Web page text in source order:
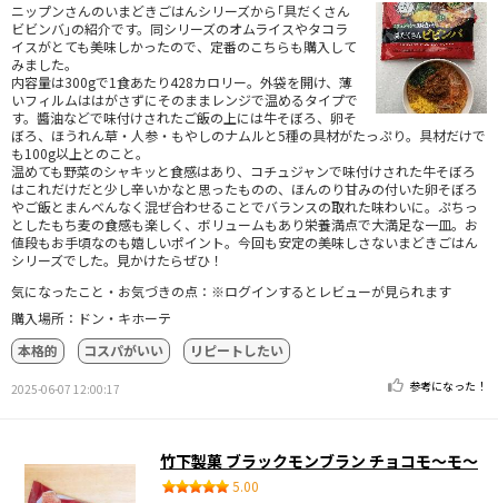
ニップンさんのいまどきごはんシリーズから｢具だくさん
ビビンバ｣の紹介です。同シリーズのオムライスやタコラ
イスがとても美味しかったので、定番のこちらも購入して
みました。
内容量は300gで1食あたり428カロリー。外袋を開け、薄
いフィルムははがさずにそのままレンジで温めるタイプで
す。醬油などで味付けされたご飯の上には牛そぼろ、卵そ
ぼろ、ほうれん草・人参・もやしのナムルと5種の具材がたっぷり。具材だけで
も100g以上とのこと。
温めても野菜のシャキッと食感はあり、コチュジャンで味付けされた牛そぼろ
はこれだけだと少し辛いかなと思ったものの、ほんのり甘みの付いた卵そぼろ
やご飯とまんべんなく混ぜ合わせることでバランスの取れた味わいに。ぷちっ
としたもち麦の食感も楽しく、ボリュームもあり栄養満点で大満足な一皿。お
値段もお手頃なのも嬉しいポイント。今回も安定の美味しさないまどきごはん
シリーズでした。見かけたらぜひ！
気になったこと・お気づきの点：※ログインするとレビューが見られます
購入場所：ドン・キホーテ
本格的
コスパがいい リピートしたい
2025-06-07 12:00:17 参考になった！
竹下製菓 ブラックモンブラン チョコモ～モ～
5.00